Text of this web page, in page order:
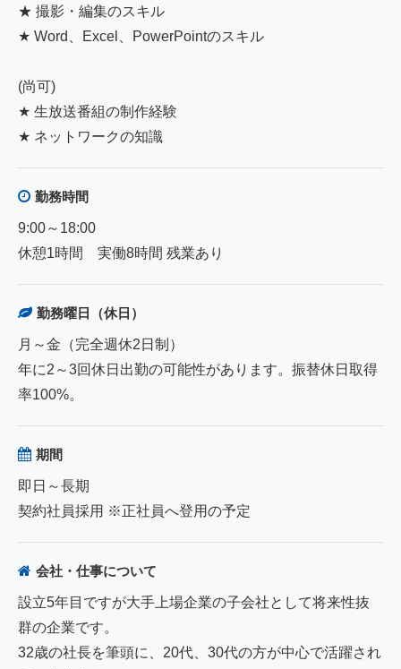
★ 撮影・編集のスキル
★ Word、Excel、PowerPointのスキル
(尚可)
★ 生放送番組の制作経験
★ ネットワークの知識
勤務時間
9:00～18:00
休憩1時間 実働8時間 残業あり
勤務曜日（休日）
月～金（完全週休2日制）
年に2～3回休日出勤の可能性があります。振替休日取得
率100%。
期間
即日～長期
契約社員採用 ※正社員へ登用の予定
会社・仕事について
設立5年目ですが大手上場企業の子会社として将来性抜
群の企業です。
32歳の社長を筆頭に、20代、30代の方が中心で活躍され